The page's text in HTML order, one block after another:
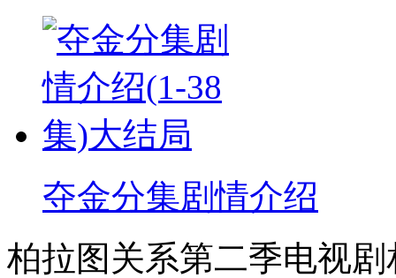
夺金分集剧情介绍
柏拉图关系第二季电视